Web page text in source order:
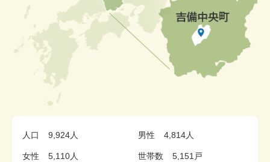
人口 9,924人 男性 4,814人
女性 5,110人 世帯数 5,151戸